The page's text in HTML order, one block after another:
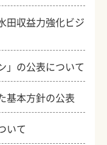
田収益力強化ビジ
」の公表について
基本方針の公表
いて